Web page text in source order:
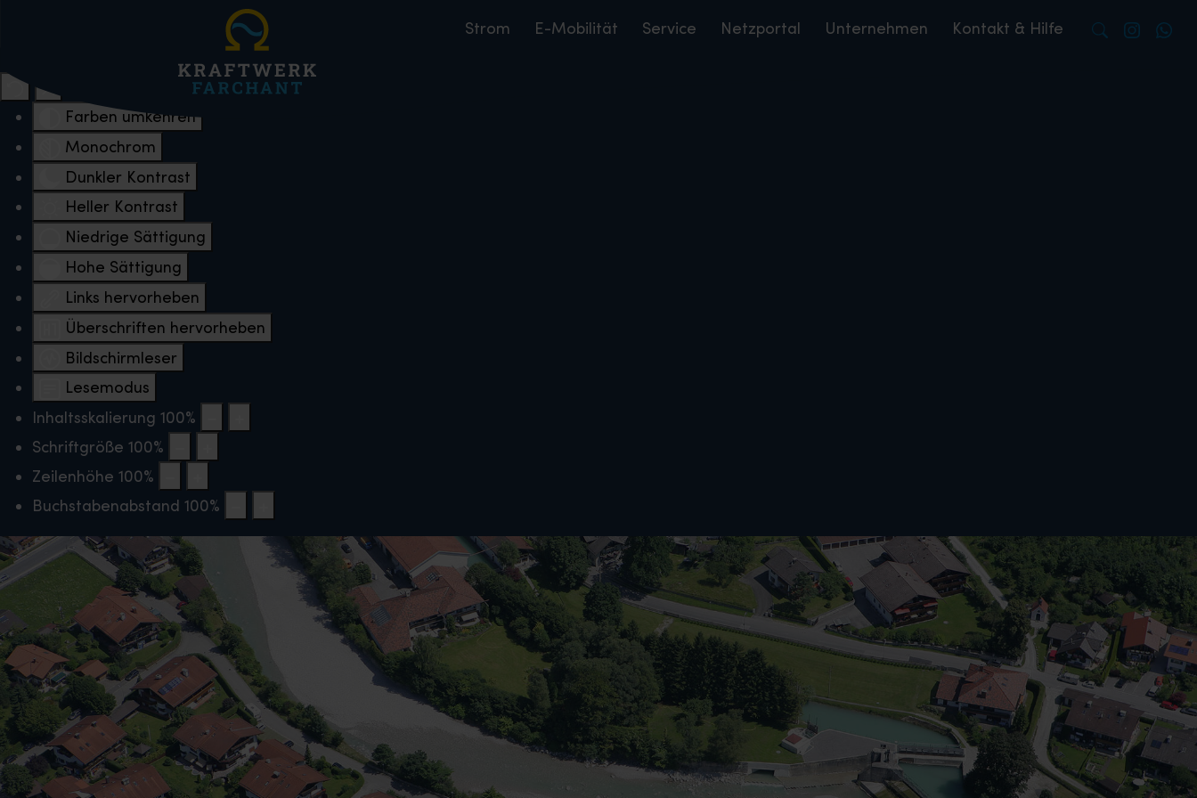
Farben umkehren
Monochrom
Dunkler Kontrast
Heller Kontrast
Niedrige Sättigung
Hohe Sättigung
Links hervorheben
Überschriften hervorheben
Bildschirmleser
Lesemodus
Inhaltsskalierung 100%
Schriftgröße 100%
Zeilenhöhe 100%
Buchstabenabstand 100%
Strom E-Mobilität Service Netzportal Unternehmen Kontakt & Hilfe